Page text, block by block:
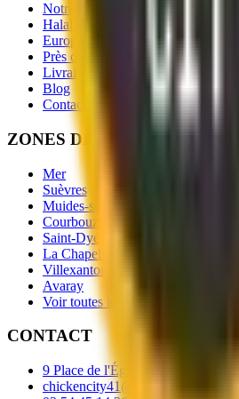
Notre Menu
Halal
Européen Mérois 2026
Près du camping de La Grenouillère
Livraison
Blog
Contact
ZONES DE LIVRAISON
Mer
Suèvres
Muides-sur-Loire
Courbouzon
Saint-Dyé
La Chapelle-Saint-Martin-en-Plaine
Villexanton
Avaray
Voir toutes les villes →
CONTACT
9 Place de l'Église Mer
chickencity41@gmail.com